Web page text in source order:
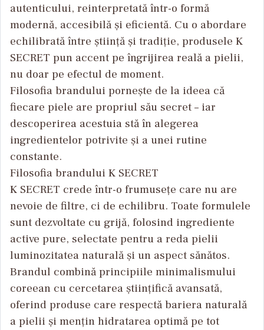
autenticului, reinterpretată într-o formă
modernă, accesibilă și eficientă. Cu o abordare
echilibrată între știință și tradiție, produsele K
SECRET pun accent pe îngrijirea reală a pielii,
nu doar pe efectul de moment.
Filosofia brandului pornește de la ideea că
fiecare piele are propriul său secret – iar
descoperirea acestuia stă în alegerea
ingredientelor potrivite și a unei rutine
constante.
Filosofia brandului K SECRET
K SECRET crede într-o frumusețe care nu are
nevoie de filtre, ci de echilibru. Toate formulele
sunt dezvoltate cu grijă, folosind ingrediente
active pure, selectate pentru a reda pielii
luminozitatea naturală și un aspect sănătos.
Brandul combină principiile minimalismului
coreean cu cercetarea științifică avansată,
oferind produse care respectă bariera naturală
a pielii și mențin hidratarea optimă pe tot